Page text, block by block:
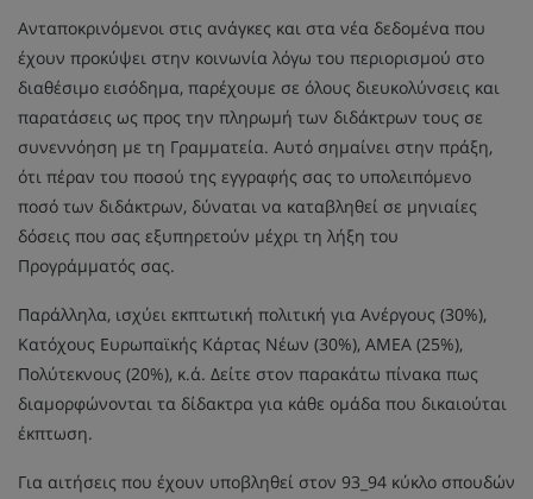
Ανταποκρινόμενοι στις ανάγκες και στα νέα δεδομένα που
έχουν προκύψει στην κοινωνία λόγω του περιορισμού στο
διαθέσιμο εισόδημα, παρέχουμε σε όλους διευκολύνσεις και
παρατάσεις ως προς την πληρωμή των διδάκτρων τους σε
συνεννόηση με τη Γραμματεία. Αυτό σημαίνει στην πράξη,
ότι πέραν του ποσού της εγγραφής σας το υπολειπόμενο
ποσό των διδάκτρων, δύναται να καταβληθεί σε μηνιαίες
δόσεις που σας εξυπηρετούν μέχρι τη λήξη του
Προγράμματός σας.
Παράλληλα, ισχύει εκπτωτική πολιτική για Ανέργους (30%),
Κατόχους Ευρωπαϊκής Κάρτας Νέων (30%), ΑΜΕΑ (25%),
Πολύτεκνους (20%), κ.ά. Δείτε στον παρακάτω πίνακα πως
διαμορφώνονται τα δίδακτρα για κάθε ομάδα που δικαιούται
έκπτωση.
Για αιτήσεις που έχουν υποβληθεί στον 93_94 κύκλο σπουδών